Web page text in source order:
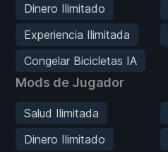
Dinero Ilimitado
Experiencia Ilimitada
Congelar Bicicletas IA
Mods de Jugador
Salud Ilimitada
Dinero Ilimitado